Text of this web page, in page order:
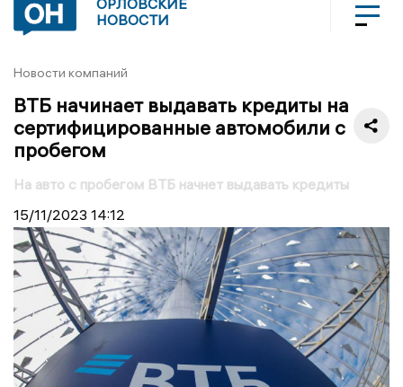
ОРЛОВСКИЕ
НОВОСТИ
Новости компаний
ВТБ начинает выдавать кредиты на
сертифицированные автомобили с
пробегом
На авто с пробегом ВТБ начнет выдавать кредиты
15/11/2023 14:12